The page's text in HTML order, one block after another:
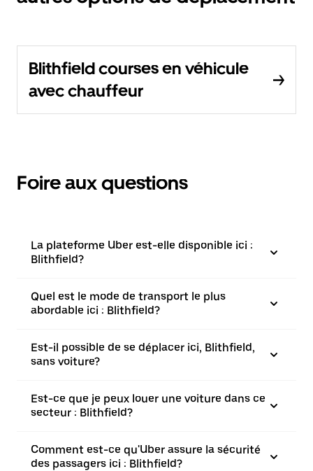
Blithfield courses en véhicule
avec chauffeur
Foire aux questions
La plateforme Uber est-elle disponible ici :
Blithfield?
Quel est le mode de transport le plus
abordable ici : Blithfield?
Est-il possible de se déplacer ici, Blithfield,
sans voiture?
Est-ce que je peux louer une voiture dans ce
secteur : Blithfield?
Comment est-ce qu'Uber assure la sécurité
des passagers ici : Blithfield?